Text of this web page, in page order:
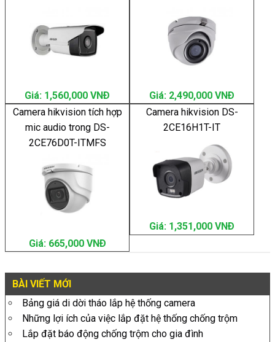
Giá: 1,560,000 VNÐ
Giá: 2,490,000 VNÐ
Camera hikvision tích hợp
mic audio trong DS-
2CE76D0T-ITMFS
Giá: 665,000 VNÐ
Camera hikvision DS-
2CE16H1T-IT
Giá: 1,351,000 VNÐ
BÀI VIẾT MỚI
Bảng giá di dời tháo lắp hệ thống camera
Những lợi ích của việc lắp đặt hệ thống chống trộm
Lắp đặt báo động chống trộm cho gia đình